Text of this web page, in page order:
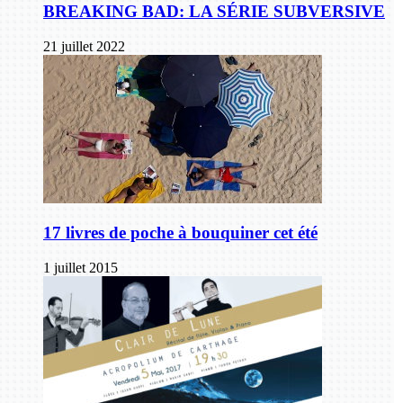
BREAKING BAD: LA SÉRIE SUBVERSIVE
21 juillet 2022
17 livres de poche à bouquiner cet été
1 juillet 2015